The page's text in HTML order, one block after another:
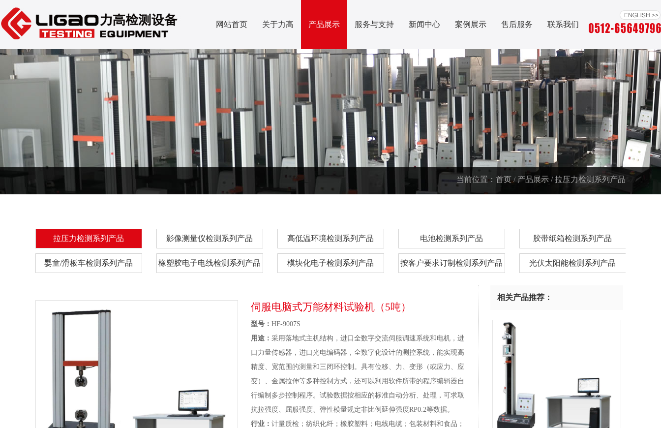
网站首页 关于力高 产品展示 服务与支持 新闻中心 案例展示 售后服务 联系我们
当前位置： 首页 / 产品展示 / 拉压力检测系列产品
拉压力检测系列产品 影像测量仪检测系列产品 高低温环境检测系列产品 电池检测系列产品 胶带纸箱检测系列产品
婴童/滑板车检测系列产品 橡塑胶电子电线检测系列产品 模块化电子检测系列产品 按客户要求订制检测系列产品 光伏太阳能检测系列产品
伺服电脑式万能材料试验机（5吨）
型号： HF-9007S
用途： 采用落地式主机结构，进口全数字交流伺服调速系统和电机，进
口力量传感器，进口光电编码器，全数字化设计的测控系统，能实现高
精度、宽范围的测量和三闭环控制。具有位移、力、变形（或应力、应
变）、金属拉伸等多种控制方式，还可以利用软件所带的程序编辑器自
行编制多步控制程序。试验数据按相应的标准自动分析、处理，可求取
抗拉强度、屈服强度、弹性模量规定非比例延伸强度RP0.2等数据。
行业： 计量质检；纺织化纤；橡胶塑料；电线电缆；包装材料和食品；
相关产品推荐：